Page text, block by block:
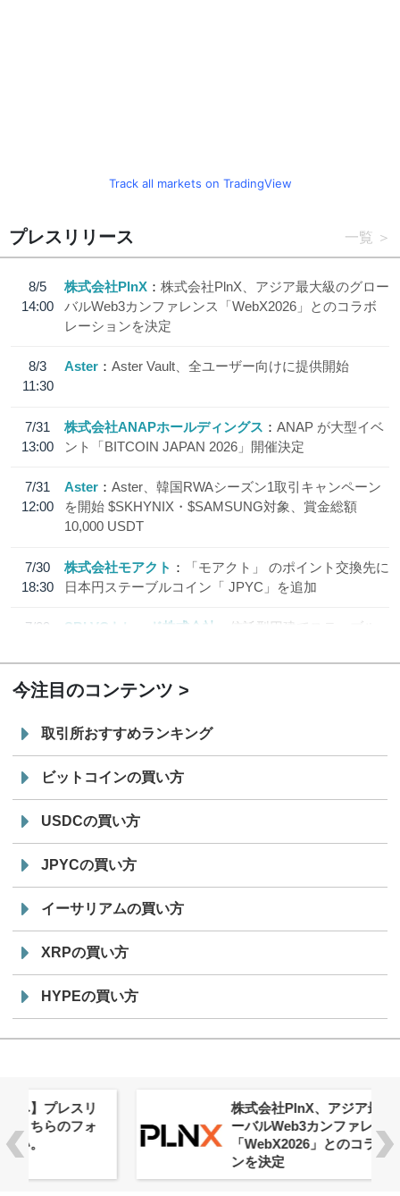
Track all markets on TradingView
プレスリリース 一覧
8/5
14:00
株式会社PlnX
株式会社PlnX、アジア最大級のグロー
バルWeb3カンファレンス「WebX2026」とのコラボ
レーションを決定
8/3
11:30
Aster Aster Vault、全ユーザー向けに提供開始
7/31
13:00
株式会社ANAPホールディングス
ANAP が大型イベ
ント「BITCOIN JAPAN 2026」開催決定
7/31
12:00
Aster
Aster、韓国RWAシーズン1取引キャンペーン
を開始 $SKHYNIX・$SAMSUNG対象、賞金総額
10,000 USDT
7/30
18:30
株式会社モアクト
「モアクト」 のポイント交換先に
日本円ステーブルコイン「 JPYC」を追加
7/29
SBI VCトレード株式会社
信託型円建てステーブル
今注目のコンテンツ
取引所おすすめランキング
ビットコインの買い方
USDCの買い方
JPYCの買い方
イーサリアムの買い方
XRPの買い方
HYPEの買い方
株式会社PlnX、アジア最大級のグロ
ーバルWeb3カンファレンス
「WebX2026」とのコラボレーショ